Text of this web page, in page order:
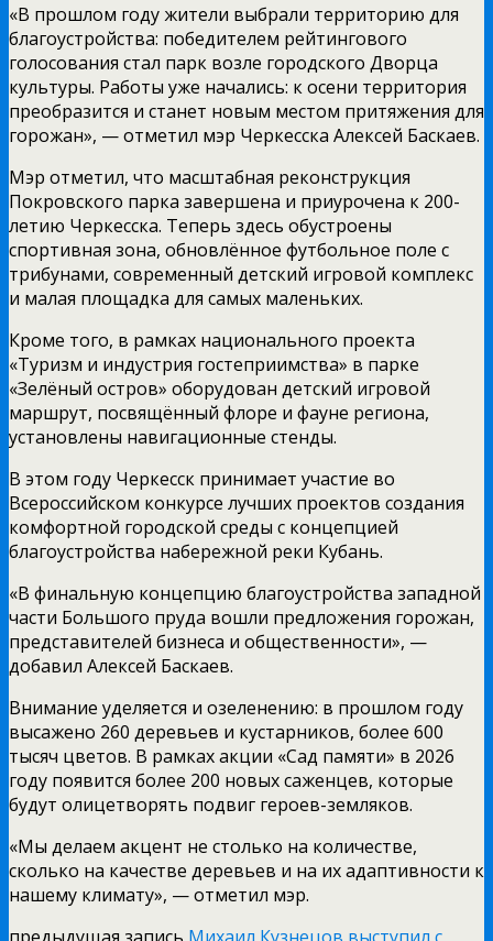
«В прошлом году жители выбрали территорию для
благоустройства: победителем рейтингового
голосования стал парк возле городского Дворца
культуры. Работы уже начались: к осени территория
преобразится и станет новым местом притяжения для
горожан», — отметил мэр Черкесска Алексей Баскаев.
Мэр отметил, что масштабная реконструкция
Покровского парка завершена и приурочена к 200-
летию Черкесска. Теперь здесь обустроены
спортивная зона, обновлённое футбольное поле с
трибунами, современный детский игровой комплекс
и малая площадка для самых маленьких.
Кроме того, в рамках национального проекта
«Туризм и индустрия гостеприимства» в парке
«Зелёный остров» оборудован детский игровой
маршрут, посвящённый флоре и фауне региона,
установлены навигационные стенды.
В этом году Черкесск принимает участие во
Всероссийском конкурсе лучших проектов создания
комфортной городской среды с концепцией
благоустройства набережной реки Кубань.
«В финальную концепцию благоустройства западной
части Большого пруда вошли предложения горожан,
представителей бизнеса и общественности», —
добавил Алексей Баскаев.
Внимание уделяется и озеленению: в прошлом году
высажено 260 деревьев и кустарников, более 600
тысяч цветов. В рамках акции «Сад памяти» в 2026
году появится более 200 новых саженцев, которые
будут олицетворять подвиг героев-земляков.
«Мы делаем акцент не столько на количестве,
сколько на качестве деревьев и на их адаптивности к
нашему климату», — отметил мэр.